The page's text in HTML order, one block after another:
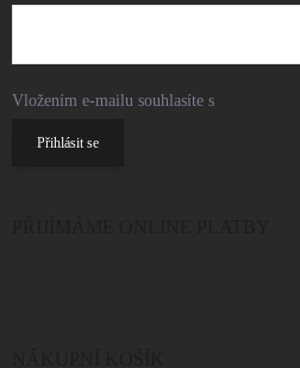
Vložením e-mailu souhlasíte s
Přihlásit se